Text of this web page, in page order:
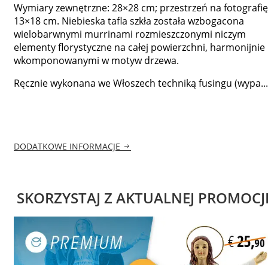
Wymiary zewnętrzne: 28×28 cm; przestrzeń na
13×18 cm. Niebieska tafla szkła została wzbogacona
wielobarwnymi murrinami rozmieszczonymi niczym
elementy florystyczne na całej powierzchni, harmonijnie
wkomponowanymi w motyw drzewa.
Ręcznie wykonana we Włoszech techniką fusingu (wypa...
DODATKOWE INFORMACJE
SKORZYSTAJ Z AKTUALNEJ